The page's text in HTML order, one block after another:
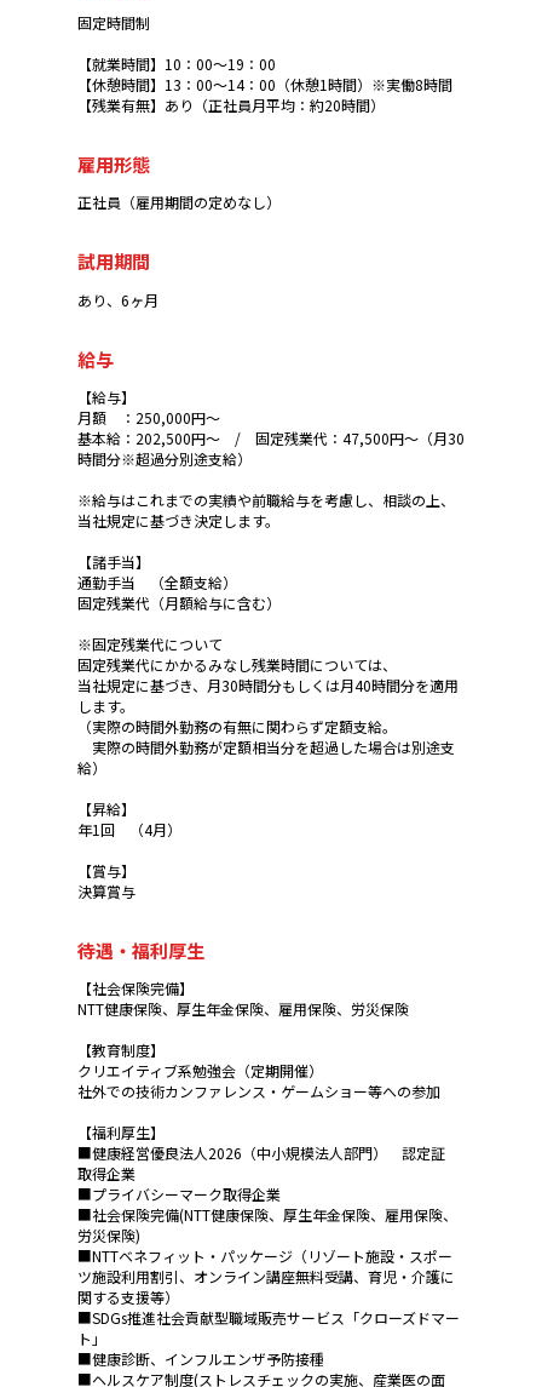
固定時間制
【就業時間】10：00～19：00
【休憩時間】13：00～14：00（休憩1時間）※実働8時間
【残業有無】あり（正社員月平均：約20時間）
雇用形態
正社員（雇用期間の定めなし）
試用期間
あり、6ヶ月
給与
【給与】
月額 ：250,000円～
基本給：202,500円～ / 固定残業代：47,500円～（月30
時間分※超過分別途支給）
※給与はこれまでの実績や前職給与を考慮し、相談の上、
当社規定に基づき決定します。
【諸手当】
通勤手当 （全額支給）
固定残業代（月額給与に含む）
※固定残業代について
固定残業代にかかるみなし残業時間については、
当社規定に基づき、月30時間分もしくは月40時間分を適用
します。
（実際の時間外勤務の有無に関わらず定額支給。
実際の時間外勤務が定額相当分を超過した場合は別途支
給）
【昇給】
年1回 （4月）
【賞与】
決算賞与
待遇・福利厚生
【社会保険完備】
NTT健康保険、厚生年金保険、雇用保険、労災保険
【教育制度】
クリエイティブ系勉強会（定期開催）
社外での技術カンファレンス・ゲームショー等への参加
【福利厚生】
■健康経営優良法人2026（中小規模法人部門） 認定証
取得企業
■プライバシーマーク取得企業
■社会保険完備(NTT健康保険、厚生年金保険、雇用保険、
労災保険)
■NTTベネフィット・パッケージ（リゾート施設・スポー
ツ施設利用割引、オンライン講座無料受講、育児・介護に
関する支援等）
■SDGs推進社会貢献型職域販売サービス「クローズドマー
ト」
■健康診断、インフルエンザ予防接種
■ヘルスケア制度(ストレスチェックの実施、産業医の面